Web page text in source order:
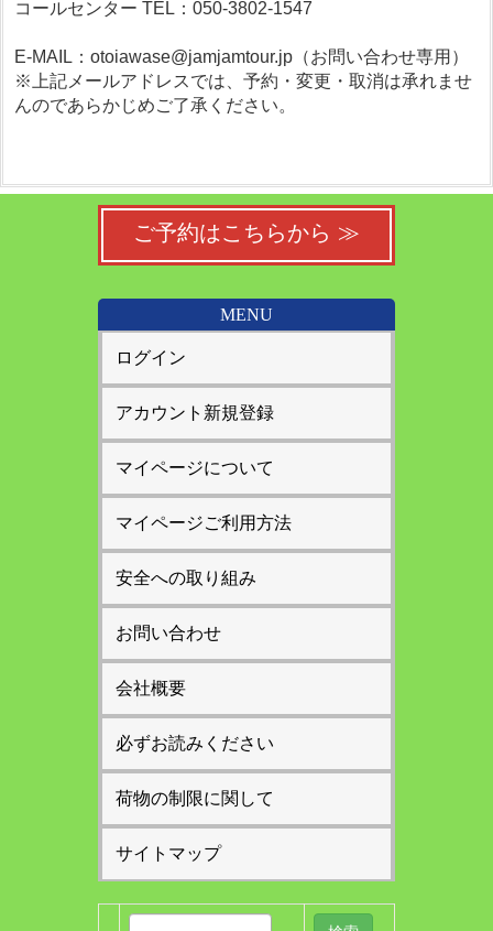
コールセンター TEL：050-3802-1547
E-MAIL：otoiawase@jamjamtour.jp（お問い合わせ専用）
※上記メールアドレスでは、予約・変更・取消は承れませ
んのであらかじめご了承ください。
ご予約はこちらから ≫
MENU
ログイン
アカウント新規登録
マイページについて
マイページご利用方法
安全への取り組み
お問い合わせ
会社概要
必ずお読みください
荷物の制限に関して
サイトマップ